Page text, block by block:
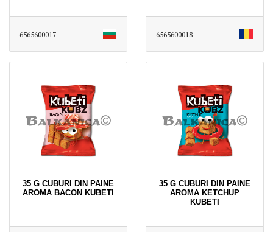
6565600017 6565600018
35 G CUBURI DIN PAINE
AROMA BACON KUBETI
35 G CUBURI DIN PAINE
AROMA KETCHUP
KUBETI